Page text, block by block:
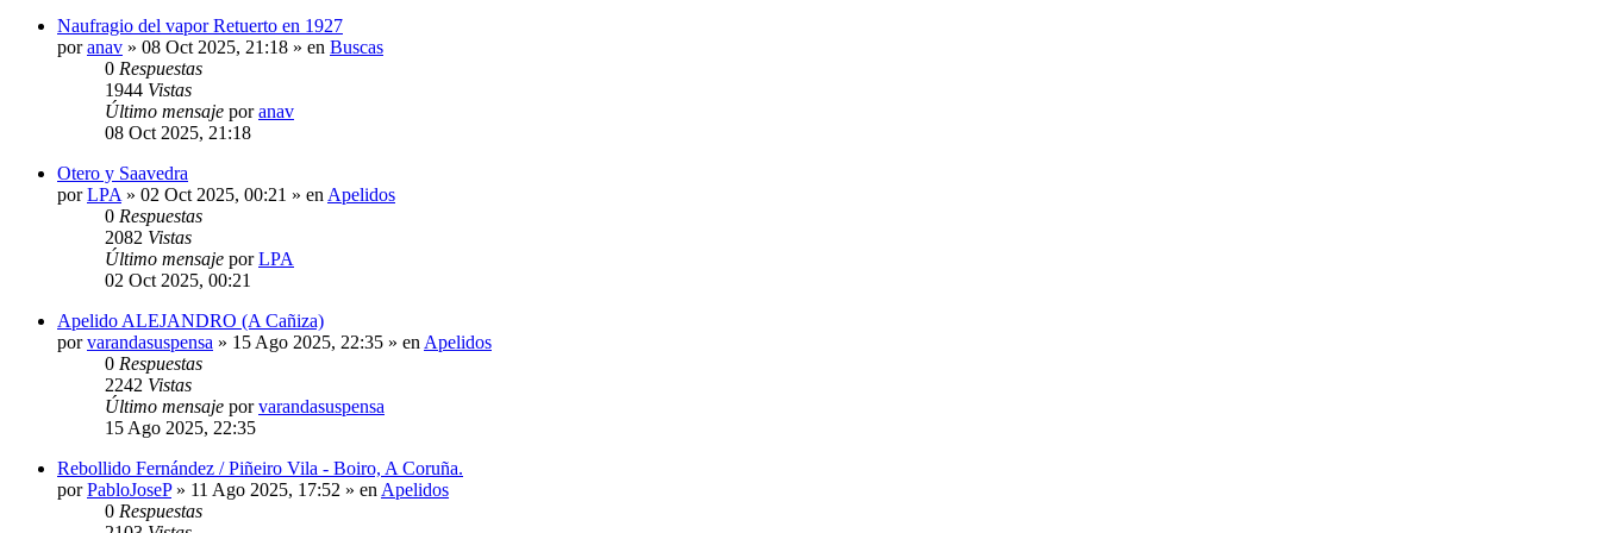
Naufragio del vapor Retuerto en 1927
poranav » 08 Oct 2025, 21:18 » en Buscas
0 Respuestas
1944 Vistas
Último mensaje poranav
08 Oct 2025, 21:18
Otero y Saavedra
porLPA » 02 Oct 2025, 00:21 » en Apelidos
0 Respuestas
2082 Vistas
Último mensaje porLPA
02 Oct 2025, 00:21
Apelido ALEJANDRO (A Cañiza)
porvarandasuspensa » 15 Ago 2025, 22:35 » en Apelidos
0 Respuestas
2242 Vistas
Último mensaje porvarandasuspensa
15 Ago 2025, 22:35
Rebollido Fernández / Piñeiro Vila - Boiro, A Coruña.
porPabloJoseP» 11 Ago 2025, 17:52 » en Apelidos
0 Respuestas